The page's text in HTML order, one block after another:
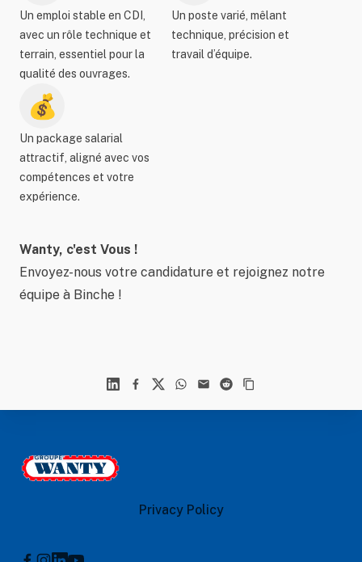
Un emploi stable en CDI,
avec un rôle technique et
terrain, essentiel pour la
qualité des ouvrages.
Un poste varié, mêlant
technique, précision et
travail d’équipe.
💰
Un package salarial
attractif, aligné avec vos
compétences et votre
expérience.
Wanty, c'est Vous !
Envoyez-nous votre candidature et rejoignez notre
équipe à Binche !
LinkedinFacebook
X WhatsApp
MailReddit
Le Groupe Wanty
Privacy Policy